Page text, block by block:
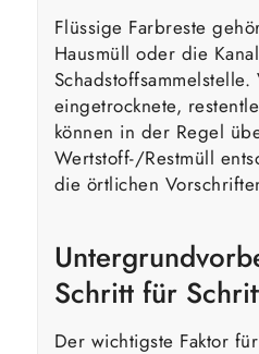
Flüssige Farbreste
Hausmüll oder die
eingetrocknete,
können in der Regel
Wertstoff-/Restmüll
die örtlichen
Schritt für
Der wichtigste Faktor